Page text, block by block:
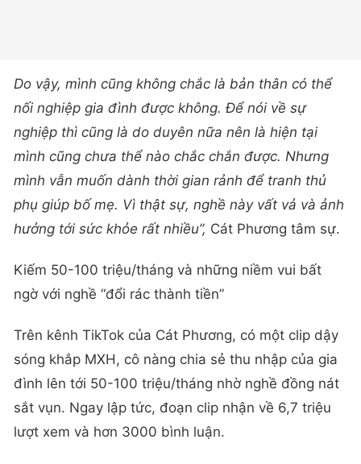
Do vậy, mình cũng không chắc là bản thân có thể
nối nghiệp gia đình được không. Để nói về sự
nghiệp thì cũng là do duyên nữa nên là hiện tại
mình cũng chưa thể nào chắc chắn được. Nhưng
mình vẫn muốn dành thời gian rảnh để tranh thủ
phụ giúp bố mẹ. Vì thật sự, nghề này vất vả và ảnh
hưởng tới sức khỏe rất nhiều”, Cát Phương tâm sự.
Kiếm 50-100 triệu/tháng và những niềm vui bất
ngờ với nghề “đổi rác thành tiền”
Trên kênh TikTok của Cát Phương, có một clip dậy
sóng khắp MXH, cô nàng chia sẻ thu nhập của gia
đình lên tới 50-100 triệu/tháng nhờ nghề đồng nát
sắt vụn. Ngay lập tức, đoạn clip nhận về 6,7 triệu
lượt xem và hơn 3000 bình luận.